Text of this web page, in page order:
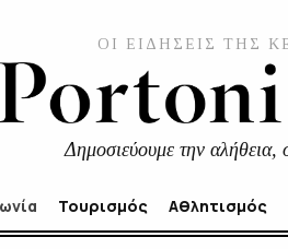
ΟΙ ΕΙΔΗΣΕΙΣ ΤΗΣ
Δημοσιεύουμε την αλήθεια,
Τουρισμός Αθλητισμός